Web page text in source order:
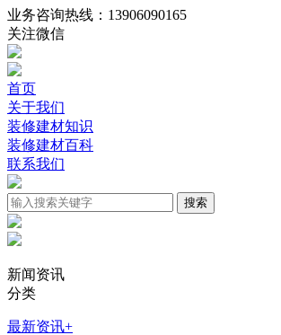
业务咨询热线： 13906090165
关注微信
首页
关于我们
装修建材知识
装修建材百科
联系我们
新闻资讯
分类
最新资讯+